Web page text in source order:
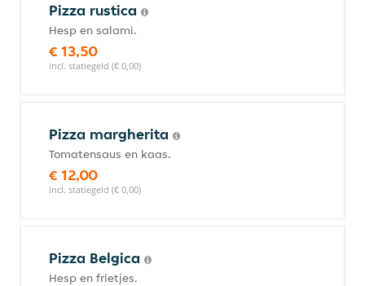
Pizza rustica
Hesp en salami.
€ 13,50
incl. statiegeld (€ 0,00)
Pizza margherita
Tomatensaus en kaas.
€ 12,00
incl. statiegeld (€ 0,00)
Pizza Belgica
Hesp en frietjes.